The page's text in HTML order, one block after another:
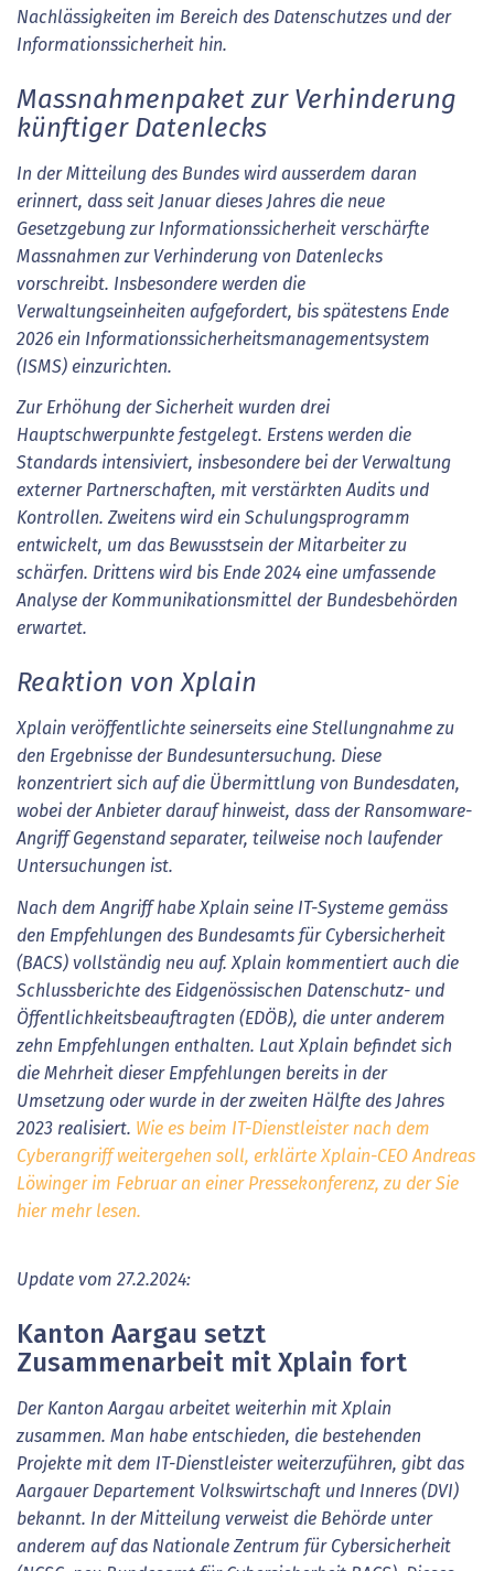
Nachlässigkeiten im Bereich des Datenschutzes und der
Informationssicherheit hin.
Massnahmenpaket zur Verhinderung
künftiger Datenlecks
In der Mitteilung des Bundes wird ausserdem daran
erinnert, dass seit Januar dieses Jahres die neue
Gesetzgebung zur Informationssicherheit verschärfte
Massnahmen zur Verhinderung von Datenlecks
vorschreibt. Insbesondere werden die
Verwaltungseinheiten aufgefordert, bis spätestens Ende
2026 ein Informationssicherheitsmanagementsystem
(ISMS) einzurichten.
Zur Erhöhung der Sicherheit wurden drei
Hauptschwerpunkte festgelegt. Erstens werden die
Standards intensiviert, insbesondere bei der Verwaltung
externer Partnerschaften, mit verstärkten Audits und
Kontrollen. Zweitens wird ein Schulungsprogramm
entwickelt, um das Bewusstsein der Mitarbeiter zu
schärfen. Drittens wird bis Ende 2024 eine umfassende
Analyse der Kommunikationsmittel der Bundesbehörden
erwartet.
Reaktion von Xplain
Xplain veröffentlichte seinerseits eine Stellungnahme zu
den Ergebnisse der Bundesuntersuchung. Diese
konzentriert sich auf die Übermittlung von Bundesdaten,
wobei der Anbieter darauf hinweist, dass der Ransomware-
Angriff Gegenstand separater, teilweise noch laufender
Untersuchungen ist.
Nach dem Angriff habe Xplain seine IT-Systeme gemäss
den Empfehlungen des Bundesamts für Cybersicherheit
(BACS) vollständig neu auf. Xplain kommentiert auch die
Schlussberichte des Eidgenössischen Datenschutz- und
Öffentlichkeitsbeauftragten (EDÖB), die unter anderem
zehn Empfehlungen enthalten. Laut Xplain befindet sich
die Mehrheit dieser Empfehlungen bereits in der
Umsetzung oder wurde in der zweiten Hälfte des Jahres
2023 realisiert. Wie es beim IT-Dienstleister nach dem
Cyberangriff weitergehen soll, erklärte Xplain-CEO Andreas
Löwinger im Februar an einer Pressekonferenz, zu der Sie
hier mehr lesen.
Update vom 27.2.2024:
Kanton Aargau setzt
Zusammenarbeit mit Xplain fort
Der Kanton Aargau arbeitet weiterhin mit Xplain
zusammen. Man habe entschieden, die bestehenden
Projekte mit dem IT-Dienstleister weiterzuführen, gibt das
Aargauer Departement Volkswirtschaft und Inneres (DVI)
bekannt. In der Mitteilung verweist die Behörde unter
anderem auf das Nationale Zentrum für Cybersicherheit